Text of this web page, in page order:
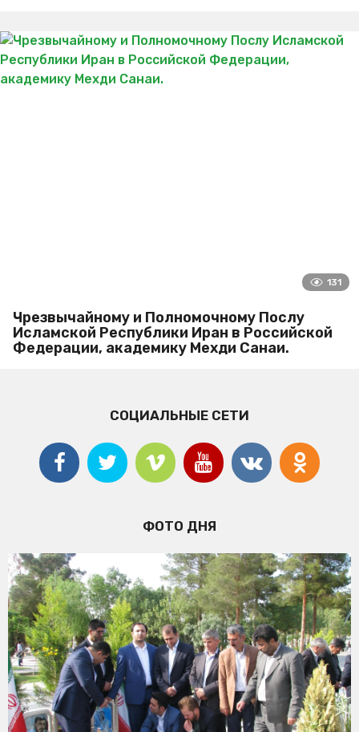
131
Чрезвычайному и Полномочному Послу
Исламской Республики Иран в Российской
Федерации, академику Мехди Санаи.
СОЦИАЛЬНЫЕ СЕТИ
ФОТО ДНЯ